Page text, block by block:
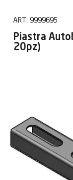
ART: 9999695
Piastra
20pz)